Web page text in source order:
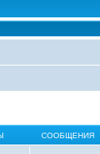
СООБЩЕНИЯ